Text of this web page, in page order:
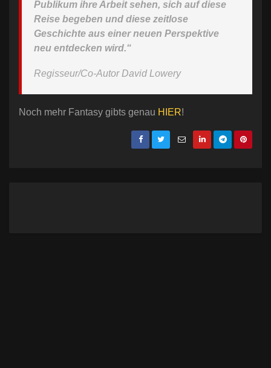
Publikum ihre Arbeit sehen, sich auf diese
Reise begeben und diese zeitlose
Geschichte aus einer neuen Perspektive
neu entdecken wird.“
Regisseur/Co-Autor David Lowery
Noch mehr Fantasy gibts genau HIER!